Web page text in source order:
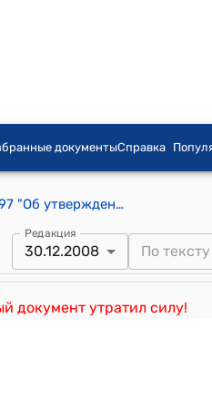
документыСправка
Постановление Правительства КР от 1 сентября 2005 года N 397 "Об утверждении Перечня специализированных товаров для инвалидов, подлежащих освобождению от уплаты НДС при импорте на таможенную территорию Кыргызской Республики"
Редакция
30.12.2008
документ утратил силу!